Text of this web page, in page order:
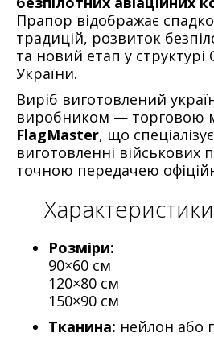
Прапор відображає
традицій, розвиток
та новий етап у
України.
Виріб виготовлений
виробником — торговою
FlagMaster, що
виготовленні військових
точною передачею
Розміри:
90×60 см
120×80 см
150×90 см
Тканина: нейлон або